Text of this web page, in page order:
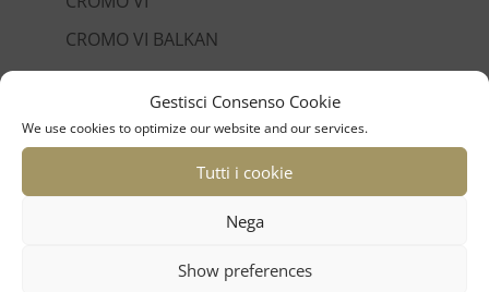
Gestisci Consenso Cookie
We use cookies to optimize our website and our services.
Tutti i cookie
Nega
Show preferences
CROMO VI BALKAN
CROMO SUPERIOR BALKAN
BALKAN JUNIOR